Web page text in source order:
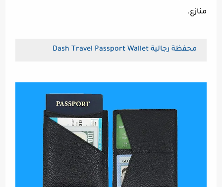
منازع.
محفظة رجالية Dash Travel Passport Wallet